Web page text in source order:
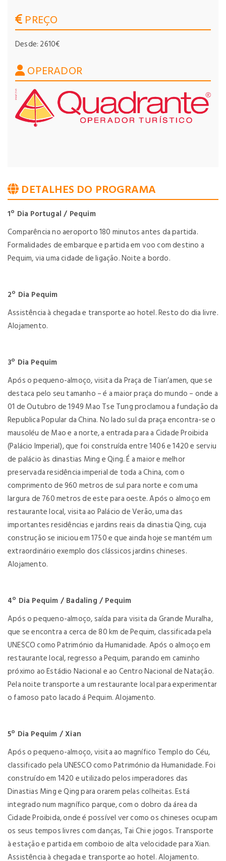
PREÇO
Desde: 2610€
OPERADOR
DETALHES DO PROGRAMA
1º Dia Portugal / Pequim
Comparência no aeroporto 180 minutos antes da partida.
Formalidades de embarque e partida em voo com destino a
Pequim, via uma cidade de ligação. Noite a bordo.
2º Dia Pequim
Assistência à chegada e transporte ao hotel. Resto do dia livre.
Alojamento.
3º Dia Pequim
Após o pequeno-almoço, visita da Praça de Tian’amen, que se
destaca pelo seu tamanho – é a maior praça do mundo – onde a
01 de Outubro de 1949 Mao Tse Tung proclamou a fundação da
Republica Popular da China. No lado sul da praça encontra-se o
mausoléu de Mao e a norte, a entrada para a Cidade Proibida
(Palácio Imperial), que foi construída entre 1406 e 1420 e serviu
de palácio às dinastias Ming e Qing. É a maior e melhor
preservada residência imperial de toda a China, com o
comprimento de 960 metros de sul para norte e com uma
largura de 760 metros de este para oeste. Após o almoço em
restaurante local, visita ao Palácio de Verão, uma das
importantes residências e jardins reais da dinastia Qing, cuja
construção se iniciou em 1750 e que ainda hoje se mantém um
extraordinário exemplo dos clássicos jardins chineses.
Alojamento.
4º Dia Pequim / Badaling / Pequim
Após o pequeno-almoço, saída para visita da Grande Muralha,
que se encontra a cerca de 80 km de Pequim, classificada pela
UNESCO como Património da Humanidade. Após o almoço em
restaurante local, regresso a Pequim, parando em caminho
próximo ao Estádio Nacional e ao Centro Nacional de Natação.
Pela noite transporte a um restaurante local para experimentar
o famoso pato lacado á Pequim. Alojamento.
5º Dia Pequim / Xian
Após o pequeno-almoço, visita ao magnífico Templo do Céu,
classificado pela UNESCO como Património da Humanidade. Foi
construído em 1420 e utilizado pelos imperadores das
Dinastias Ming e Qing para orarem pelas colheitas. Está
integrado num magnífico parque, com o dobro da área da
Cidade Proibida, onde é possível ver como os chineses ocupam
os seus tempos livres com danças, Tai Chi e jogos. Transporte
à estação e partida em comboio de alta velocidade para Xian.
Assistência à chegada e transporte ao hotel. Alojamento.